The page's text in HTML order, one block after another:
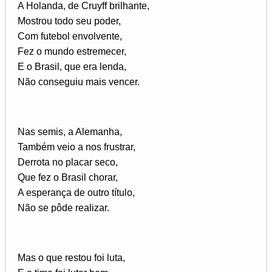
A Holanda, de Cruyff brilhante,
Mostrou todo seu poder,
Com futebol envolvente,
Fez o mundo estremecer,
E o Brasil, que era lenda,
Não conseguiu mais vencer.
Nas semis, a Alemanha,
Também veio a nos frustrar,
Derrota no placar seco,
Que fez o Brasil chorar,
A esperança de outro título,
Não se pôde realizar.
Mas o que restou foi luta,